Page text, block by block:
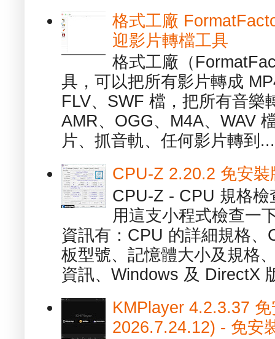
格式工廠
迎影片轉檔工具
格式工廠（
具，可以把所有影片轉成
FLV、SWF 檔，把所有音樂
AMR、OGG、M4A、WAV
片、抓音軌、任何影片轉到...
CPU-Z 2.20.2 免安
CPU-Z - CPU 規格
用這支小程式檢查一
資訊有：CPU 的詳細規格
板型號、記憶體大小及規格
資訊、Windows 及 DirectX
KMPlayer 4.2.3.37
2026.7.24.12) - 免安